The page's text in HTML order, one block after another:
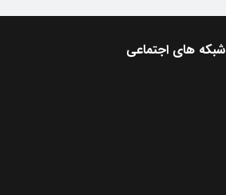
شبکه های اجتماعی